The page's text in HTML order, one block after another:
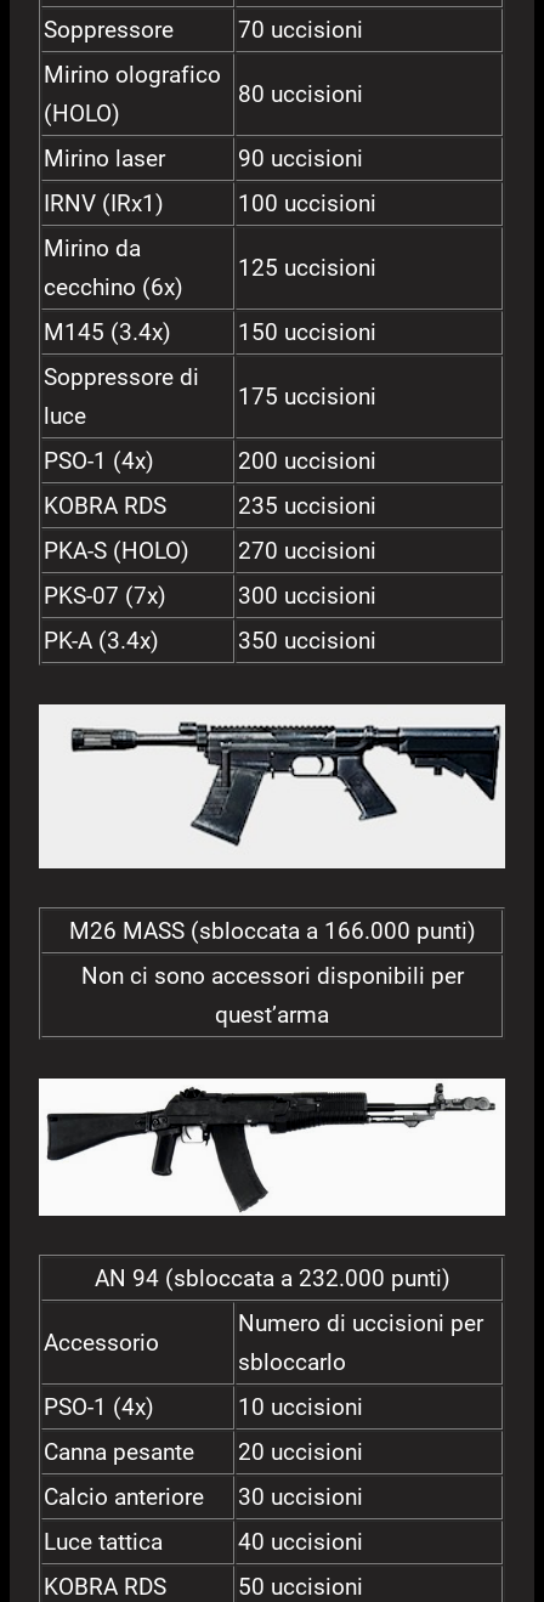
Soppressore
70 uccisioni
Mirino olografico
(HOLO)
80 uccisioni
Mirino laser
90 uccisioni
IRNV (IRx1)
100 uccisioni
Mirino da
cecchino (6x)
125 uccisioni
M145 (3.4x)
150 uccisioni
Soppressore di
luce
175 uccisioni
PSO-1 (4x)
200 uccisioni
KOBRA RDS
235 uccisioni
PKA-S (HOLO)
270 uccisioni
PKS-07 (7x)
300 uccisioni
PK-A (3.4x)
350 uccisioni
M26 MASS (sbloccata a 166.000 punti)
Non ci sono accessori disponibili per
quest’arma
AN 94 (sbloccata a 232.000 punti)
Accessorio
Numero di uccisioni per
sbloccarlo
PSO-1 (4x)
10 uccisioni
Canna pesante
20 uccisioni
Calcio anteriore
30 uccisioni
Luce tattica
40 uccisioni
KOBRA RDS
50 uccisioni